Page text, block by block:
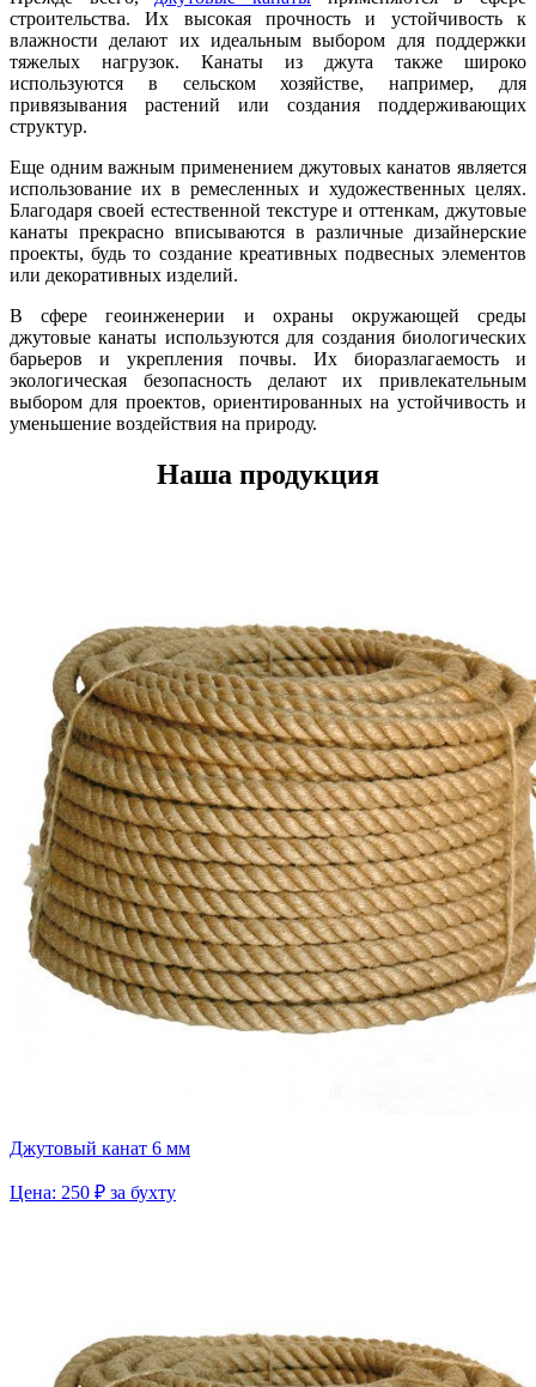
строительства. Их высокая прочность и устойчивость к
влажности делают их идеальным выбором для поддержки
тяжелых нагрузок. Канаты из джута также широко
используются в сельском хозяйстве, например, для
привязывания растений или создания поддерживающих
структур.
Еще одним важным применением джутовых канатов является
использование их в ремесленных и художественных целях.
Благодаря своей естественной текстуре и оттенкам, джутовые
канаты прекрасно вписываются в различные дизайнерские
проекты, будь то создание креативных подвесных элементов
или декоративных изделий.
В сфере геоинженерии и охраны окружающей среды
джутовые канаты используются для создания биологических
барьеров и укрепления почвы. Их биоразлагаемость и
экологическая безопасность делают их привлекательным
выбором для проектов, ориентированных на устойчивость и
уменьшение воздействия на природу.
Наша продукция
Джутовый канат 6 мм
Цена: 250 ₽ за бухту